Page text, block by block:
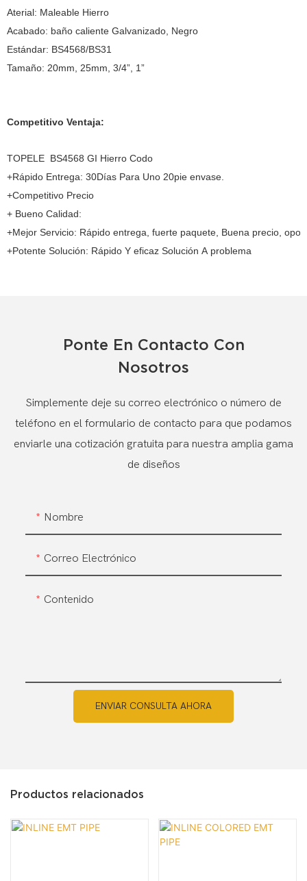
Aterial: Maleable Hierro
Acabado: baño caliente Galvanizado, Negro
Estándar: BS4568/BS31
Tamaño: 20mm, 25mm, 3/4”, 1”
Competitivo Ventaja:
TOPELE BS4568 GI Hierro Codo
+Rápido Entrega: 30Días Para Uno 20pie envase.
+Competitivo Precio
+ Bueno Calidad:
+Mejor Servicio: Rápido entrega, fuerte paquete, Buena precio,
+Potente Solución: Rápido Y eficaz Solución A problema
Ponte En Contacto Con
Nosotros
Simplemente deje su correo electrónico o número de
teléfono en el formulario de contacto para que podamos
enviarle una cotización gratuita para nuestra amplia gama
de diseños
Nombre
Correo Electrónico
Contenido
ENVIAR CONSULTA AHORA
Productos relacionados